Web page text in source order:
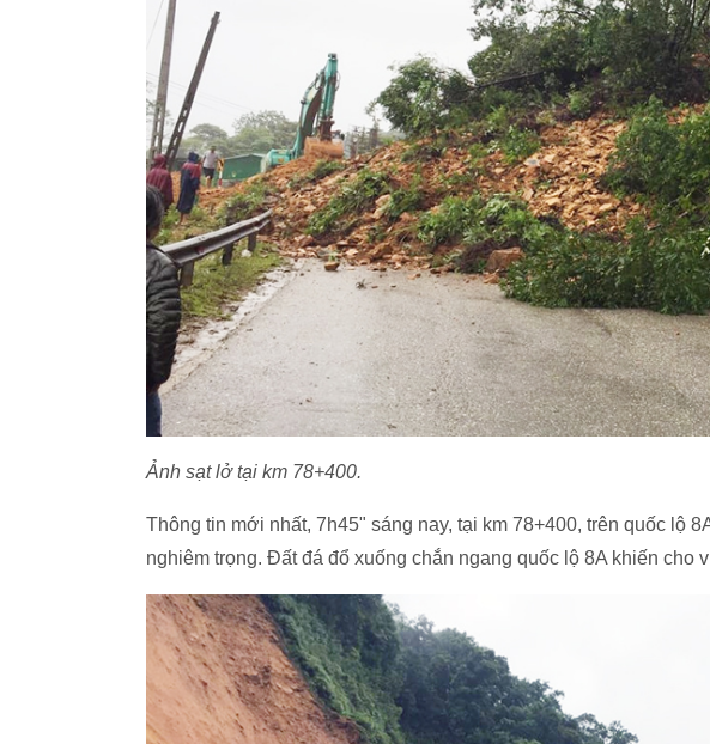
Ảnh sạt lở tại km 78+400.
Thông tin mới nhất, 7h45" sáng nay, tại km 78+400, trên quốc lộ
nghiêm trọng. Đất đá đổ xuống chắn ngang quốc lộ 8A khiến cho